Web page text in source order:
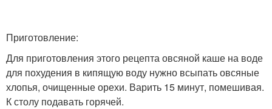
Приготовление:
Для приготовления этого рецепта овсяной каше на воде
для похудения в кипящую воду нужно всыпать овсяные
хлопья, очищенные орехи. Варить 15 минут, помешивая.
К столу подавать горячей.